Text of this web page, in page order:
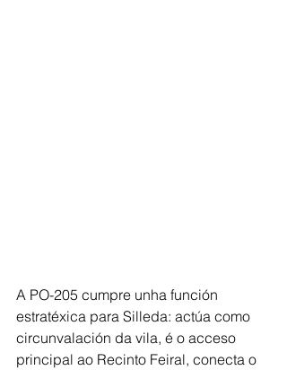
A PO-205 cumpre unha función
estratéxica para Silleda: actúa como
circunvalación da vila, é o acceso
principal ao Recinto Feiral, conecta o